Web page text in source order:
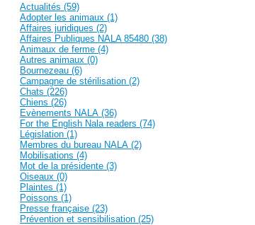
Actualités (59)
Adopter les animaux (1)
Affaires juridiques (2)
Affaires Publiques NALA 85480 (38)
Animaux de ferme (4)
Autres animaux (0)
Bournezeau (6)
Campagne de stérilisation (2)
Chats (226)
Chiens (26)
Evènements NALA (36)
For the English Nala readers (74)
Législation (1)
Membres du bureau NALA (2)
Mobilisations (4)
Mot de la présidente (3)
Oiseaux (0)
Plaintes (1)
Poissons (1)
Presse française (23)
Prévention et sensibilisation (25)